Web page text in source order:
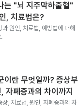
는 "뇌 지주막하출혈"
, 치료법은?
원인, 치료법, 예방법에 대해
이란 무엇일까? 증상부
자폐증과의 차이까지
상, 치료법, 원인, 자폐증과의 차